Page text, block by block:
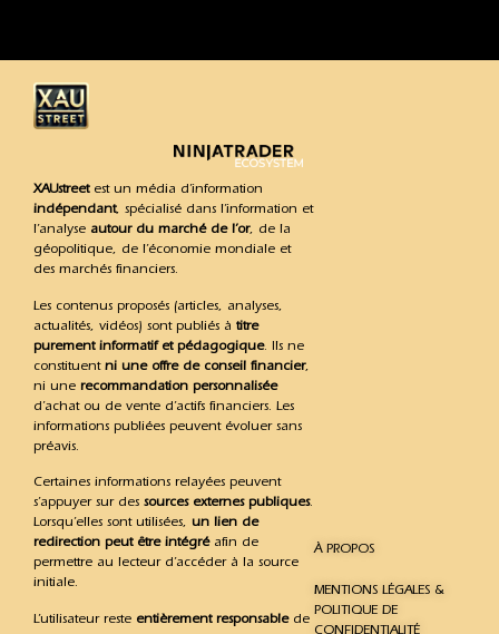
XAUstreetest un média d’information
indépendant, spécialisé dans l’information et
l’analyse autour du marché de l’or, de la
géopolitique, de l’économie mondiale et
des marchés financiers.
Les contenus proposés (articles, analyses,
actualités, vidéos) sont publiés à titre
purement informatif et pédagogique. Ils ne
constituent ni une offre de conseil financier,
ni une recommandation personnalisée
d’achat ou de vente d’actifs financiers. Les
informations publiées peuvent évoluer sans
préavis.
Certaines informations relayées peuvent
s’appuyer sur des sources externes publiques.
Lorsqu’elles sont utilisées, un lien de
redirection peut être intégréafin de
permettre au lecteur d’accéder à la source
initiale.
L’utilisateur reste entièrement responsablede
À PROPOS
MENTIONS LÉGALES &
POLITIQUE DE
CONFIDENTIALITÉ